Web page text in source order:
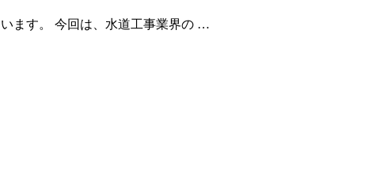
ます。 今回は、水道工事業界の …